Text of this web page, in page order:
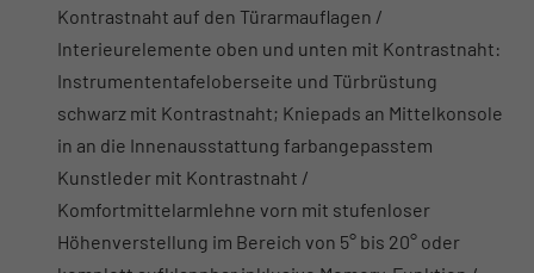
Kontrastnaht auf den Türarmauflagen /
Interieurelemente oben und unten mit Kontrastnaht:
Instrumententafeloberseite und Türbrüstung
schwarz mit Kontrastnaht; Kniepads an Mittelkonsole
in an die Innenausstattung farbangepasstem
Kunstleder mit Kontrastnaht /
Komfortmittelarmlehne vorn mit stufenloser
Höhenverstellung im Bereich von 5° bis 20° oder